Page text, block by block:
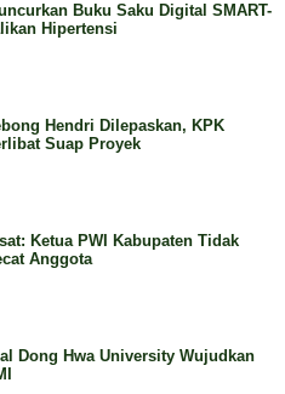
Buku Saku Digital SMART-
Hipertensi
Hendri Dilepaskan, KPK
Suap Proyek
Ketua PWI Kabupaten Tidak
Anggota
Dong Hwa University Wujudkan